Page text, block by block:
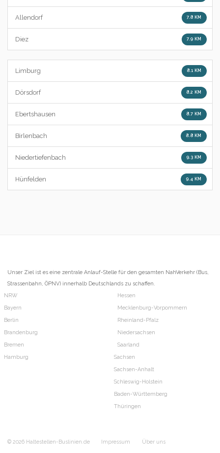
Allendorf 7.8 KM
Diez 7.9 KM
Limburg 8.1 KM
Dörsdorf 8.2 KM
Ebertshausen 8.7 KM
Birlenbach 8.8 KM
Niedertiefenbach 9.3 KM
Hünfelden 9.4 KM
Unser Ziel ist es eine zentrale Anlauf-Stelle für den gesamten NahVerkehr (Bus,
Strassenbahn, ÖPNV) innerhalb Deutschlands zu schaffen.
NRW
Bayern
Berlin
Brandenburg
Bremen
Hamburg
Hessen
Mecklenburg-Vorpommern
Rheinland-Pfalz
Niedersachsen
Saarland
Sachsen
Sachsen-Anhalt
Schleswig-Holstein
Baden-Württemberg
Thüringen
© 2026 Haltestellen-Buslinien.de Impressum Über uns